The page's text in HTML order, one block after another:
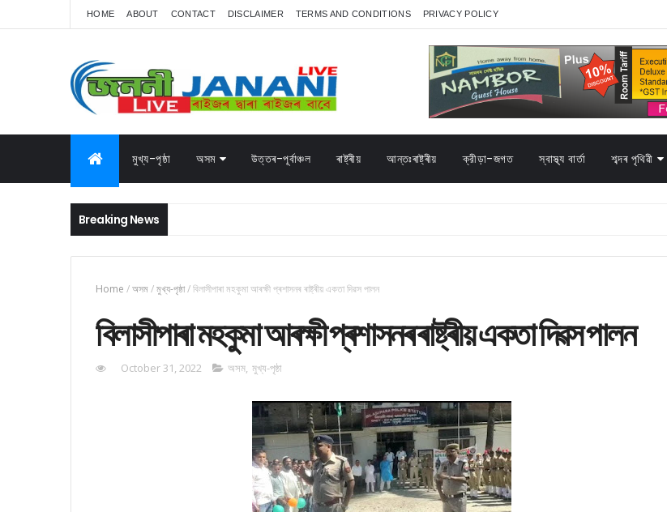
HOME ABOUT CONTACT DISCLAIMER TERMS AND CONDITIONS PRIVACY POLICY
মুখ্য-পৃষ্ঠা অসম উত্তৰ-পূৰ্বাঞ্চল ৰাষ্ট্ৰীয় আন্তঃৰাষ্ট্ৰীয় ক্রীড়া-জগত স্বাস্থ্য বাৰ্তা শব্দৰ পৃথিৱী
Breaking News
Home /অসম/মুখ্য-পৃষ্ঠা/বিলাসীপাৰা মহকুমা আৰক্ষী প্ৰশাসনৰ ৰাষ্ট্ৰীয় একতা দিৱস পালন
বিলাসীপাৰা মহকুমা আৰক্ষী প্ৰশাসনৰ ৰাষ্ট্ৰীয় একতা দিৱস পালন
October 31, 2022 অসম, মুখ্য-পৃষ্ঠা